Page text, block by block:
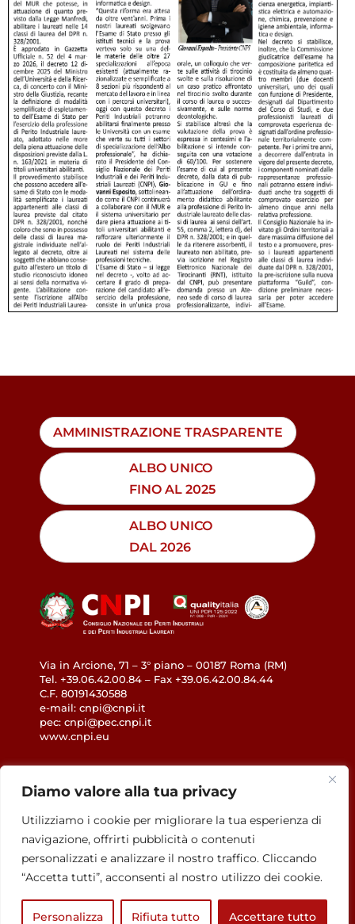
Diamo valore alla tua privacy
Utilizziamo i cookie per migliorare la tua esperienza di
navigazione, offrirti pubblicità o contenuti
personalizzati e analizzare il nostro traffico. Cliccando
“Accetta tutti”, acconsenti al nostro utilizzo dei cookie.
Personalizza Rifiuta tutto Accettare tutto
AMMINISTRAZIONE TRASPARENTE
ALBO UNICO
FINO AL 2025
ALBO UNICO
DAL 2026
Via in Arcione, 71 – 3° piano – 00187 Roma (RM)
Tel. +39.06.42.00.84 – Fax +39.06.42.00.84.44
C.F. 80191430588
e-mail: cnpi@cnpi.it
pec: cnpi@pec.cnpi.it
www.cnpi.eu
Accessibilità